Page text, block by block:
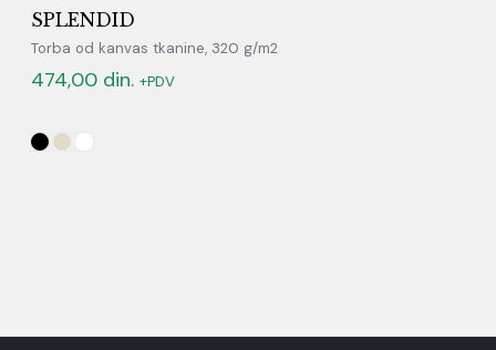
SPLENDID
Torba od kanvas tkanine, 320 g/m2
474,00 din. +PDV